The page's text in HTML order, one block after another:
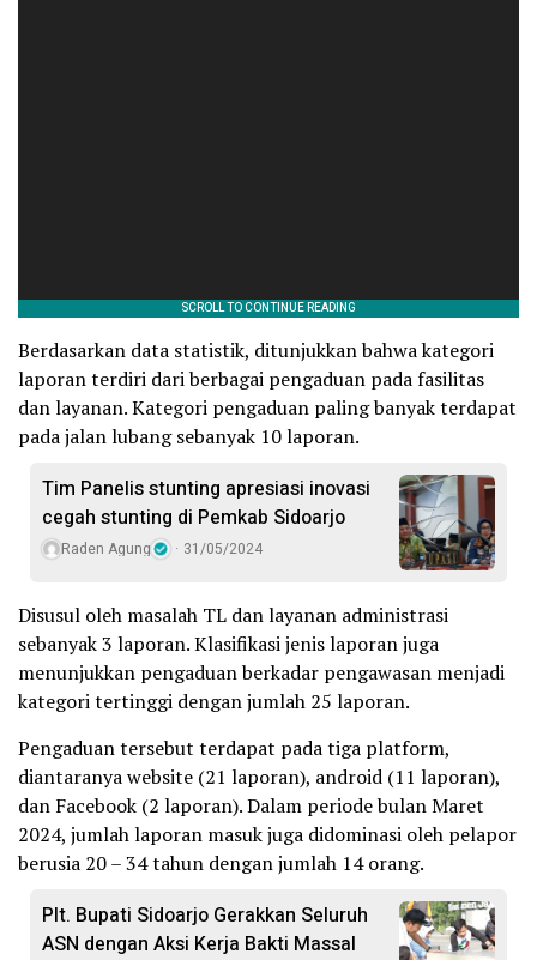
Berdasarkan data statistik, ditunjukkan bahwa kategori
laporan terdiri dari berbagai pengaduan pada fasilitas
dan layanan. Kategori pengaduan paling banyak terdapat
pada jalan lubang sebanyak 10 laporan.
Tim Panelis stunting apresiasi inovasi
cegah stunting di Pemkab Sidoarjo
Raden Agung 31/05/2024
Disusul oleh masalah TL dan layanan administrasi
sebanyak 3 laporan. Klasifikasi jenis laporan juga
menunjukkan pengaduan berkadar pengawasan menjadi
kategori tertinggi dengan jumlah 25 laporan.
Pengaduan tersebut terdapat pada tiga platform,
diantaranya website (21 laporan), android (11 laporan),
dan Facebook (2 laporan). Dalam periode bulan Maret
2024, jumlah laporan masuk juga didominasi oleh pelapor
berusia 20 – 34 tahun dengan jumlah 14 orang.
Plt. Bupati Sidoarjo Gerakkan Seluruh
ASN dengan Aksi Kerja Bakti Massal